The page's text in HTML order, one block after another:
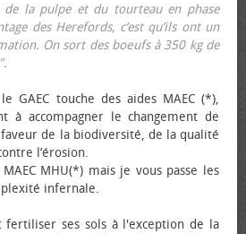
la pulpe et du tourteau en phase
des Herefords, c’est qu’ils ont un
On sort des bœufs à 350 kg de
.
GAEC touche des aides MAEC (*),
à accompagner le changement de
de la biodiversité, de la qualité
l’érosion.
MHU(*) mais je vous passe les
infernale.
fertiliser ses sols à l'exception de la